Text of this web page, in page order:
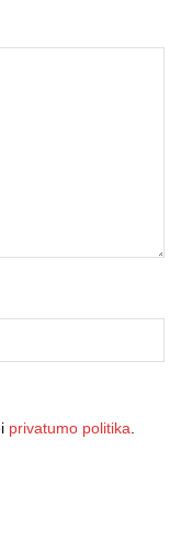
privatumo politika